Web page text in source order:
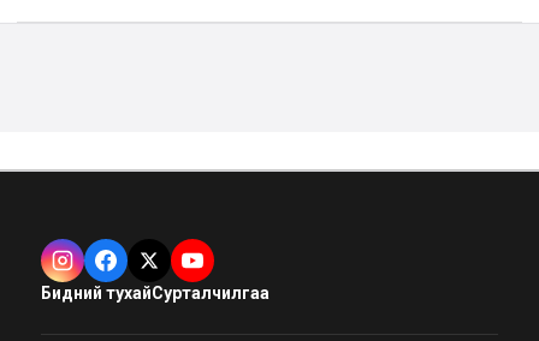
Бидний тухайСурталчилгаа